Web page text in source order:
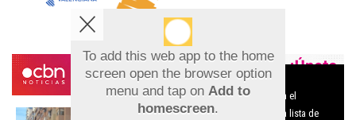
To add this web app to the home
screen open the browser option
menu and tap on Add to
homescreen.
Aviso sobre el Uso de cookies:
Utilizamos cookies nuestras y de terceros para el
funcionamiento del digital. Puedes consultar la lista de